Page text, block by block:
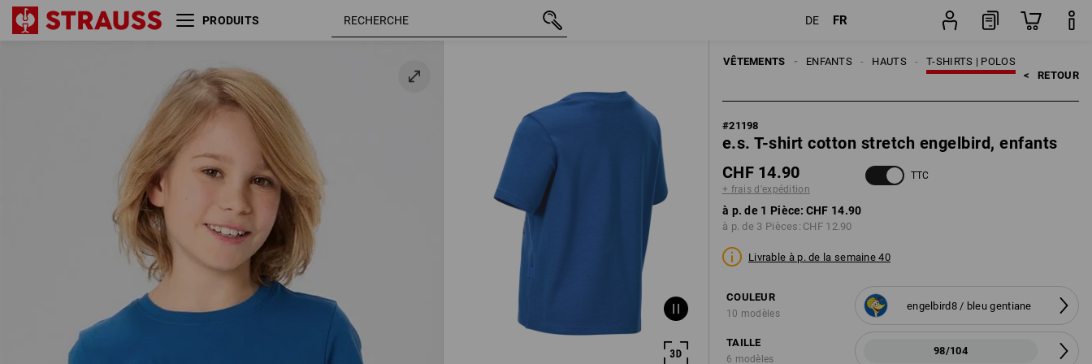
PRODUITS DE FR
VÊTEMENTS T-SHIRTS | POLOS
HAUTS
ENFANTS
< RETOUR
#21198
e.s. T-shirt cotton stretch engelbird, enfants
CHF 14.90
+ frais d'expédition
TTC
à p. de 1 Pièce: CHF 14.90
à p. de 3 Pièces: CHF 12.90
Livrable à p. de la semaine 40
COULEUR
10 modèles
engelbird8 / bleu gentiane
TAILLE
6 modèles
98/104
e.s. T-shirt cotton stretch
98/104